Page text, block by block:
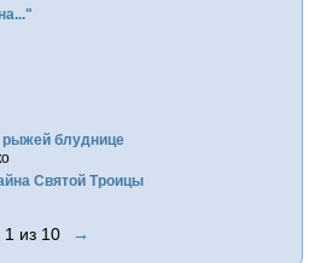
рыжей блуднице
Святой Троицы
1 из 10 →